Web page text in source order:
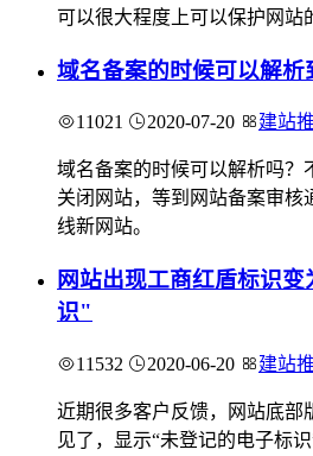
可以很大程度上可以保护网站
域名备案的时候可以解析
11021 2020-07-20 建站
域名备案的时候可以解析吗？
关闭网站，等到网站备案审核
线新网站。
网站出现工商红盾标识
识"
11532 2020-06-20 建站
近期很多客户反馈，网站底部
见了，显示“未登记的电子标